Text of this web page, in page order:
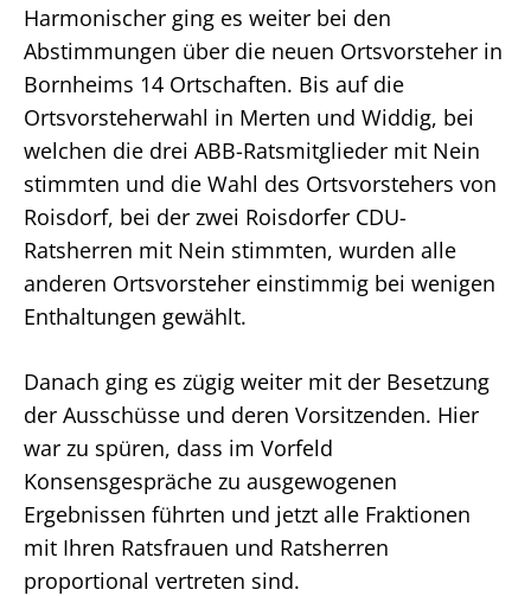
Harmonischer ging es weiter bei den
Abstimmungen über die neuen Ortsvorsteher in
Bornheims 14 Ortschaften. Bis auf die
Ortsvorsteherwahl in Merten und Widdig, bei
welchen die drei ABB-Ratsmitglieder mit Nein
stimmten und die Wahl des Ortsvorstehers von
Roisdorf, bei der zwei Roisdorfer CDU-
Ratsherren mit Nein stimmten, wurden alle
anderen Ortsvorsteher einstimmig bei wenigen
Enthaltungen gewählt.
Danach ging es zügig weiter mit der Besetzung
der Ausschüsse und deren Vorsitzenden. Hier
war zu spüren, dass im Vorfeld
Konsensgespräche zu ausgewogenen
Ergebnissen führten und jetzt alle Fraktionen
mit Ihren Ratsfrauen und Ratsherren
proportional vertreten sind.